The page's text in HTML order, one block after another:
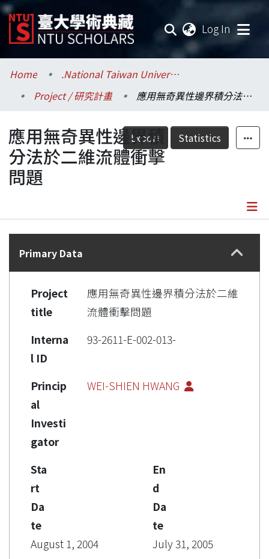
Log In
Communities & Collections
Research Outputs
Fundings & Projects
Researchers
Statistics
Home
.National Taiwan University / 國立臺灣大學
Project / 研究計畫
應用無奇異性邊界積分法於二維流體衝擊問題
Export Statistics
應用無奇異性邊界積
分法於二維流體衝擊
問題
Details
Primary Data
Project
title
應用無奇異性邊界積分法於二維
流體衝擊問題
Interna
l ID
93-2611-E-002-013-
Princip
al
Investi
gator
WEI-SHIEN HWANG
Sta
rt
Da
te
August 1, 2004
En
d
Da
te
July 31, 2005